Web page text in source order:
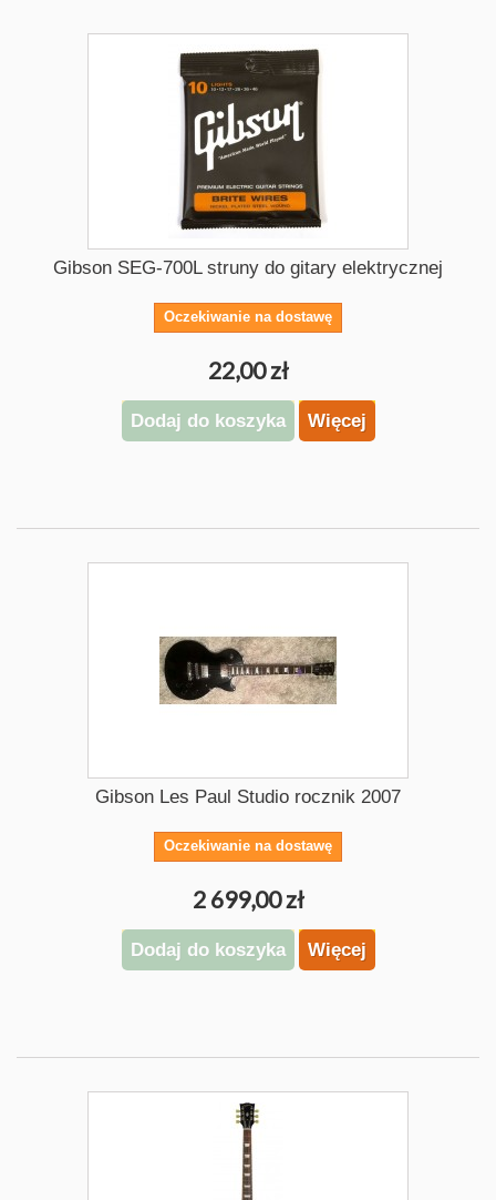
Gibson SEG-700L struny do gitary elektrycznej
Oczekiwanie na dostawę
22,00 zł
Dodaj do koszyka Więcej
Gibson Les Paul Studio rocznik 2007
Oczekiwanie na dostawę
2 699,00 zł
Dodaj do koszyka Więcej